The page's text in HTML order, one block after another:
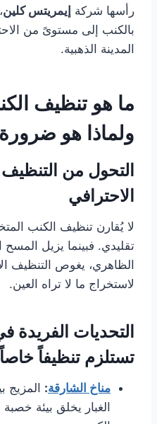
رأسها شركة إيمريتس كلين
بالكنب إلى مستوىً من
المدينة الذهبية.
ما هو تنظيف
ولماذا هو
التحول من
الاحترافي
لا يُقارن تنظيف الكنب
تقليدي. فبينما يزيل
الظاهري، يغوص التنظيف
لاستخراج ما لا تراه العين.
التحديات الفريدة
تستلزم تنظيفاً خاصاً
مناخ الشارقة: المزيج
الغبار يخلق بيئة خصبة